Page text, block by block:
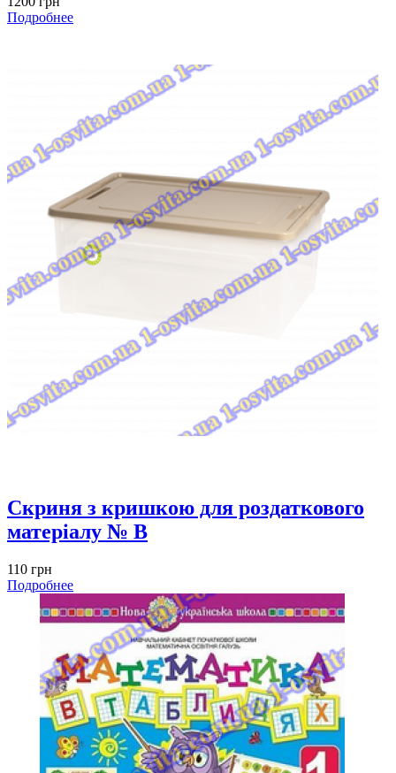
Подробнее
Скриня з кришкою для роздаткового
матеріалу № B
110 грн
Подробнее